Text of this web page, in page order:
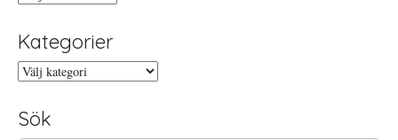
Kategorier
Kategorier
Sök